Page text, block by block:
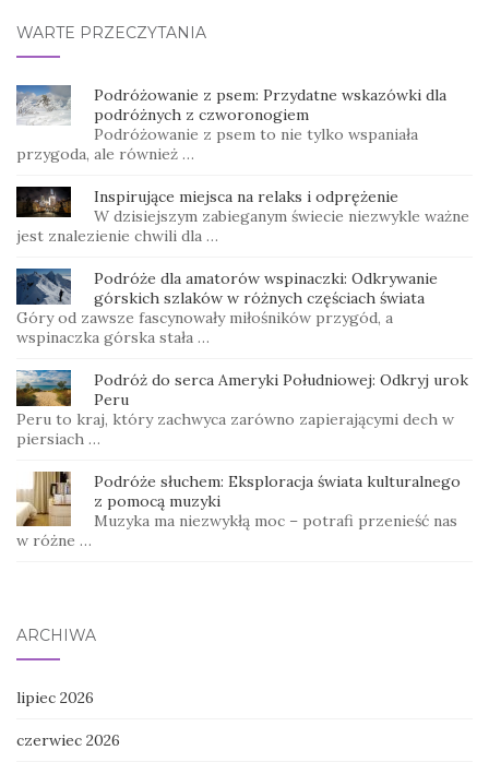
WARTE PRZECZYTANIA
Podróżowanie z psem: Przydatne wskazówki dla
podróżnych z czworonogiem
Podróżowanie z psem to nie tylko wspaniała
przygoda, ale również …
Inspirujące miejsca na relaks i odprężenie
W dzisiejszym zabieganym świecie niezwykle ważne
jest znalezienie chwili dla …
Podróże dla amatorów wspinaczki: Odkrywanie
górskich szlaków w różnych częściach świata
Góry od zawsze fascynowały miłośników przygód, a
wspinaczka górska stała …
Podróż do serca Ameryki Południowej: Odkryj urok
Peru
Peru to kraj, który zachwyca zarówno zapierającymi dech w
piersiach …
Podróże słuchem: Eksploracja świata kulturalnego
z pomocą muzyki
Muzyka ma niezwykłą moc – potrafi przenieść nas
w różne …
ARCHIWA
lipiec 2026
czerwiec 2026